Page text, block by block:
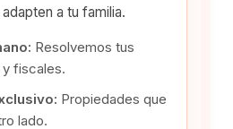
a tu familia.
Resolvemos tus
fiscales.
Propiedades que
lado.